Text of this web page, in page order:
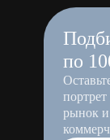
по
рынок и